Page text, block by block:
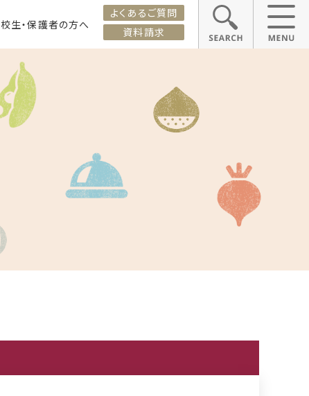
生・保護者の方へ
よくあるご質問
資料請求